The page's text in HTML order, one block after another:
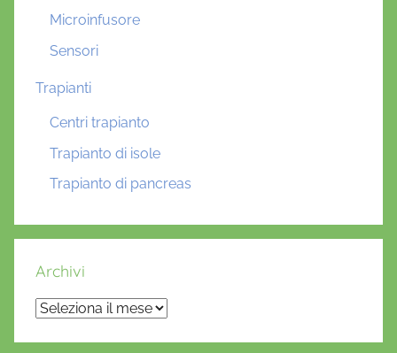
Microinfusore
Sensori
Trapianti
Centri trapianto
Trapianto di isole
Trapianto di pancreas
Archivi
Archivi